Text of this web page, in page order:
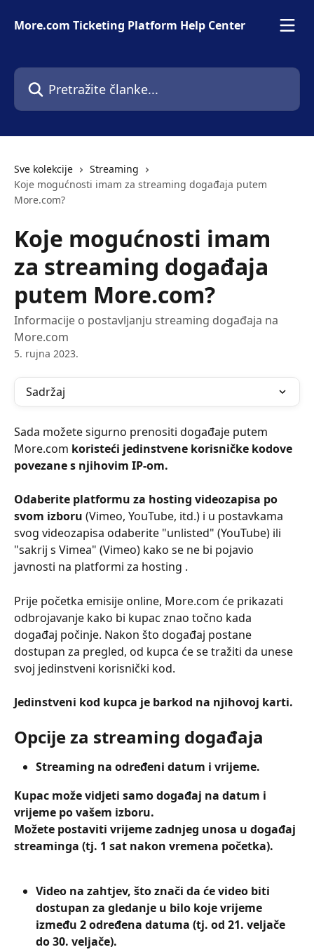
More.com Ticketing Platform Help Center
Pretražite članke...
Sve kolekcije
Streaming
Koje mogućnosti imam za streaming događaja putem
More.com?
Koje mogućnosti imam
za streaming događaja
putem More.com?
Informacije o postavljanju streaming događaja na
More.com
5. rujna 2023.
Sadržaj
Sada možete sigurno prenositi događaje putem
More.com koristeći jedinstvene korisničke kodove
povezane s njihovim IP-om.
Odaberite platformu za hosting videozapisa po
svom izboru (Vimeo, YouTube, itd.) i u postavkama
svog videozapisa odaberite "unlisted" (YouTube) ili
"sakrij s Vimea" (Vimeo) kako se ne bi pojavio
javnosti na platformi za hosting .
Prije početka emisije online, More.com će prikazati
odbrojavanje kako bi kupac znao točno kada
događaj počinje. Nakon što događaj postane
dostupan za pregled, od kupca će se tražiti da unese
svoj jedinstveni korisnički kod.
Jedinstveni kod kupca je barkod na njihovoj karti.
Opcije za streaming događaja
Streaming na određeni datum i vrijeme.
Kupac može vidjeti samo događaj na datum i
vrijeme po vašem izboru.
Možete postaviti vrijeme zadnjeg unosa u događaj
streaminga (tj. 1 sat nakon vremena početka).
Video na zahtjev, što znači da će video biti
dostupan za gledanje u bilo koje vrijeme
između 2 određena datuma (tj. od 21. veljače
do 30. veljače).